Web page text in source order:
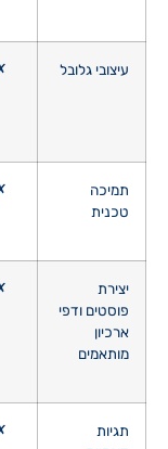
עיצובי גלובל
תמיכה
טכנית
יצירת
פוסטים ודפי
ארכיון
מותאמים
תגיות